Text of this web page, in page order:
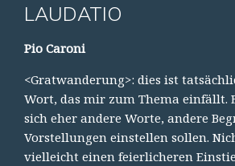
LAUDATIO
Pio Caroni
<Gratwanderung>: dies ist
Wort, das mir zum Thema einfällt.
sich eher andere Worte, andere
Vorstellungen einstellen sollen.
vielleicht einen feierlicheren